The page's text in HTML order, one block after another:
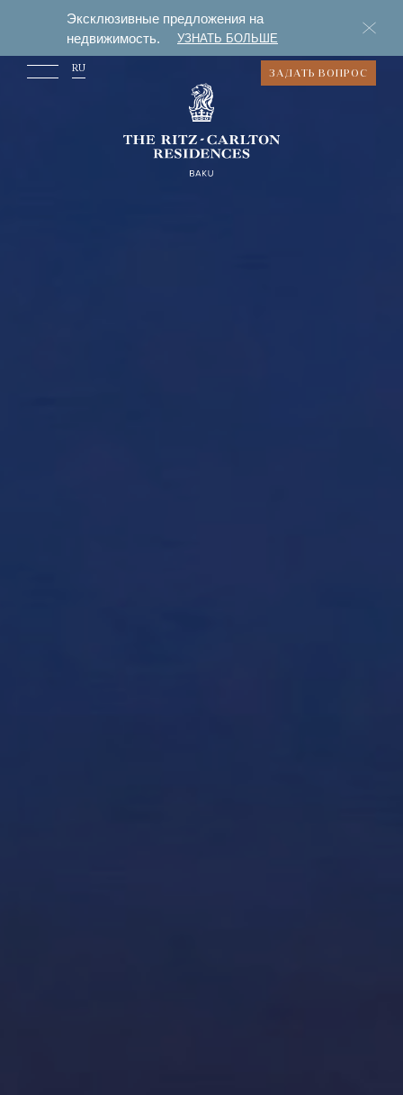
Эксклюзивные предложения на
недвижимость.
УЗНАТЬ БОЛЬШЕ
RU ЗАДАТЬ ВОПРОС